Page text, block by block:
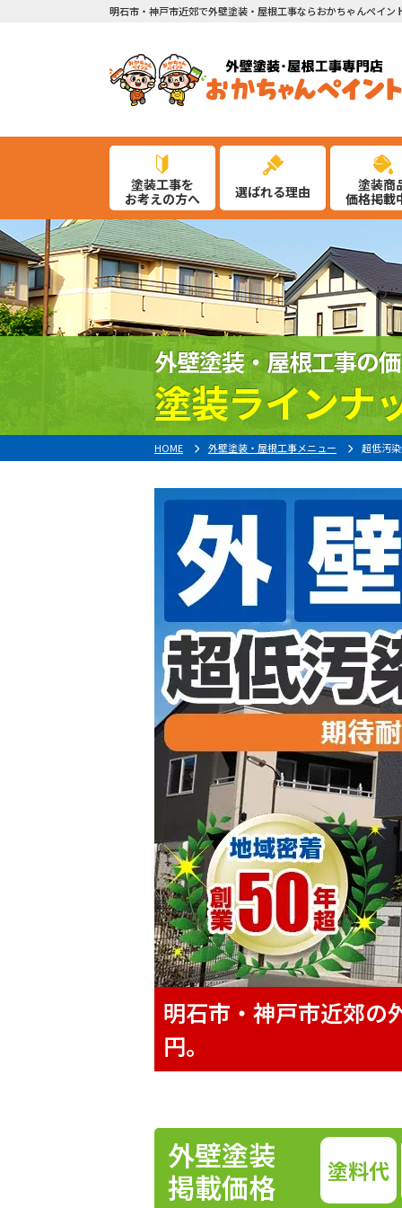
明石市・神戸市近郊で外壁塗装・屋根工事ならおかちゃんペイン
塗装工事を
お考えの方へ
選ばれる理由
塗装商
価格掲載
外壁塗装・屋根工事の
塗装ラインナ
HOME 外壁塗装・屋根工事メニュー 超低汚
明石市・神戸市近郊の
円。
外壁塗装
掲載価格
塗料代